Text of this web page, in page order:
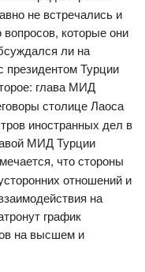
не встречались и
которые они
ли на
президентом Турции
глава МИД
столице Лаоса
иностранных дел в
МИД Турции
что стороны
отношений и
на
график
на высшем и